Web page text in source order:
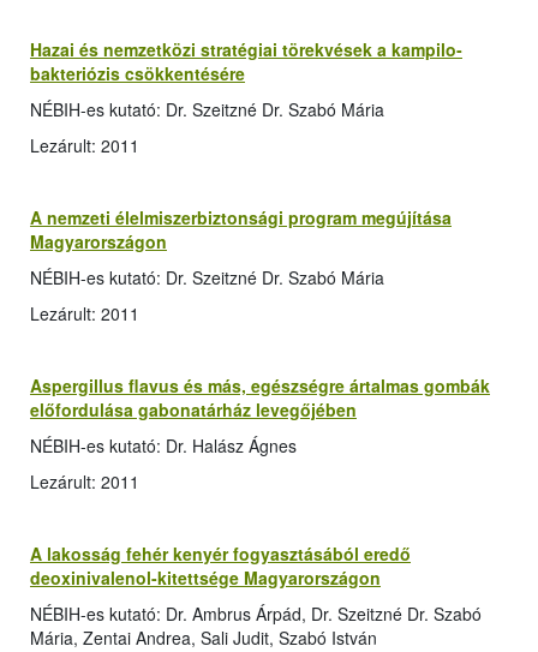
Hazai és nemzetközi stratégiai törekvések a kampilo­
bakteriózis csökkentésére
NÉBIH-es kutató: Dr. Szeitzné Dr. Szabó Mária
Lezárult: 2011
A nemzeti élelmiszerbiztonsági program megújítása
Magyarországon
NÉBIH-es kutató: Dr. Szeitzné Dr. Szabó Mária
Lezárult: 2011
Aspergillus flavus és más, egészségre ártalmas gombák
előfordulása gabonatárház levegőjében
NÉBIH-es kutató: Dr. Halász Ágnes
Lezárult: 2011
A lakosság fehér kenyér fogyasztásából eredő
deoxinivalenol-kitettsége Magyarországon
NÉBIH-es kutató: Dr. Ambrus Árpád, Dr. Szeitzné Dr. Szabó
Mária, Zentai Andrea, Sali Judit, Szabó István